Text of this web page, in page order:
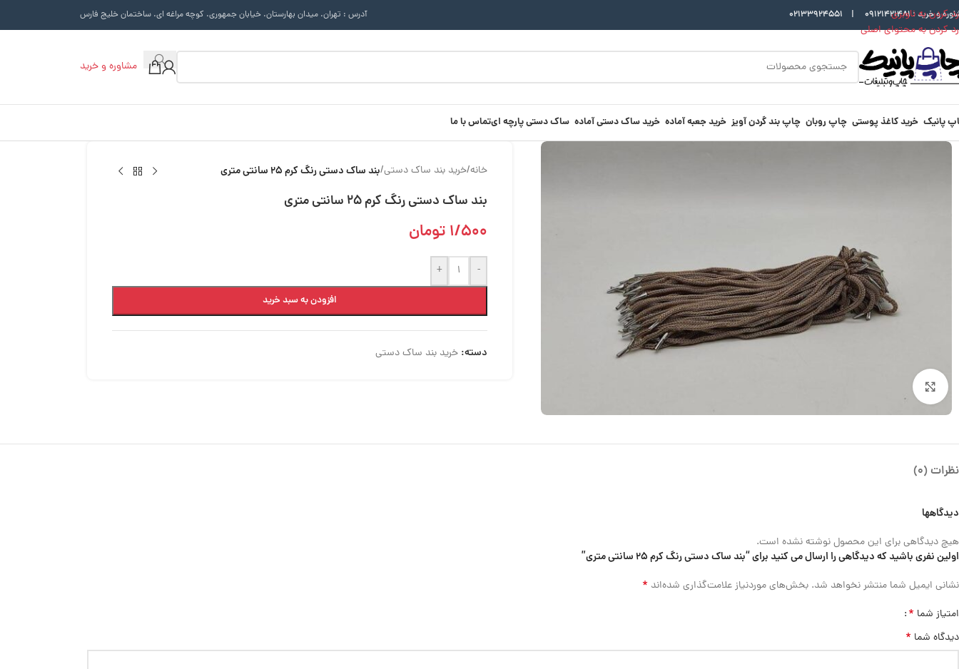
رد کردن به ناوبری
رد کردن به محتوای اصلی
و خرید :09121421481
|
02133924551 آدرس : تهران. میدان بهارستان. خیابان جمهوری. کوچه مراغه ای. ساختمان خلیج فارس
مشاوره و خرید
پانیک خرید کاغذ پوستی چاپ روبان چاپ بند گردن آویز خرید جعبه آماده خرید ساک دستی آماده ساک دستی پارچه ایتماس با ما
خانه/خرید بند ساک دستی/بند ساک دستی رنگ کرم 25 سانتی متری
بند ساک دستی رنگ کرم 25 سانتی متری
1/500 تومان
-
+
افزودن به سبد خرید
دسته: خرید بند ساک دستی
نظرات (0)
دیدگاهها
هیچ دیدگاهی برای این محصول نوشته نشده است.
اولین نفری باشید که دیدگاهی را ارسال می کنید برای “بند ساک دستی رنگ کرم 25 سانتی متری”
نشانی ایمیل شما منتشر نخواهد شد. بخش‌های موردنیاز علامت‌گذاری شده‌اند *
امتیاز شما *
دیدگاه شما *